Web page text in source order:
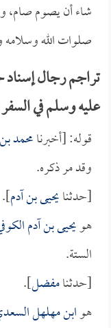
شاء أن يصوم صام،
صلوات الله وسلامه
تراجم رجال
عليه وسلم في
قوله: [أخبرنامحمد
وقد مر ذكره.
[حدثنايحيى بن آدم].
هويحيى بن آدم
الستة.
[حدثنامفضل].
هوابن مهلهل